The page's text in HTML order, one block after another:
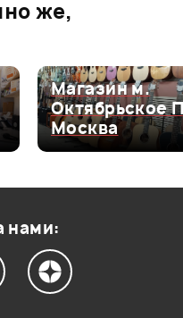
0
0
0
же,
Магазин м.
Октябрьское
Москва
нами: